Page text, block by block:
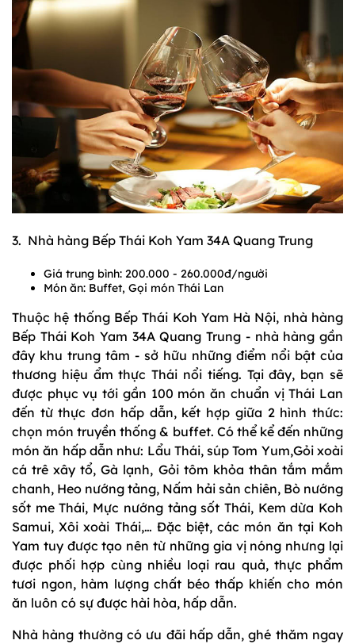
3. Nhà hàng Bếp Thái Koh Yam 34A Quang Trung
Giá trung bình: 200.000 - 260.000đ/người
Món ăn: Buffet, Gọi món Thái Lan
Thuộc hệ thống Bếp Thái Koh Yam Hà Nội, nhà hàng
Bếp Thái Koh Yam 34A Quang Trung - nhà hàng gần
đây khu trung tâm - sở hữu những điểm nổi bật của
thương hiệu ẩm thực Thái nổi tiếng. Tại đây, bạn sẽ
được phục vụ tới gần 100 món ăn chuẩn vị Thái Lan
đến từ thực đơn hấp dẫn, kết hợp giữa 2 hình thức:
chọn món truyền thống & buffet. Có thể kể đến những
món ăn hấp dẫn như: Lẩu Thái, súp Tom Yum,Gỏi xoài
cá trê xây tổ, Gà lạnh, Gỏi tôm khỏa thân tắm mắm
chanh, Heo nướng tảng, Nấm hải sản chiên, Bò nướng
sốt me Thái, Mực nướng tảng sốt Thái, Kem dừa Koh
Samui, Xôi xoài Thái,… Đặc biệt, các món ăn tại Koh
Yam tuy được tạo nên từ những gia vị nóng nhưng lại
được phối hợp cùng nhiều loại rau quả, thực phẩm
tươi ngon, hàm lượng chất béo thấp khiến cho món
ăn luôn có sự được hài hòa, hấp dẫn.
Nhà hàng thường có ưu đãi hấp dẫn, ghé thăm ngay